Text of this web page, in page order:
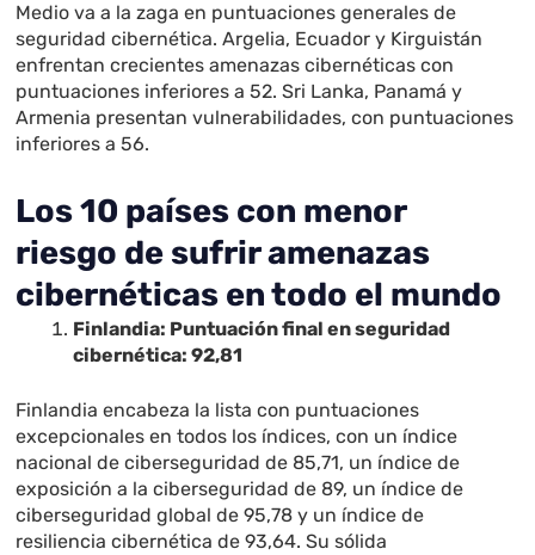
Medio va a la zaga en puntuaciones generales de
seguridad cibernética. Argelia, Ecuador y Kirguistán
enfrentan crecientes amenazas cibernéticas con
puntuaciones inferiores a 52. Sri Lanka, Panamá y
Armenia presentan vulnerabilidades, con puntuaciones
inferiores a 56.
Los 10 países con menor
riesgo de sufrir amenazas
cibernéticas en todo el mundo
Finlandia: Puntuación final en seguridad
cibernética: 92,81
Finlandia encabeza la lista con puntuaciones
excepcionales en todos los índices, con un índice
nacional de ciberseguridad de 85,71, un índice de
exposición a la ciberseguridad de 89, un índice de
ciberseguridad global de 95,78 y un índice de
resiliencia cibernética de 93,64. Su sólida